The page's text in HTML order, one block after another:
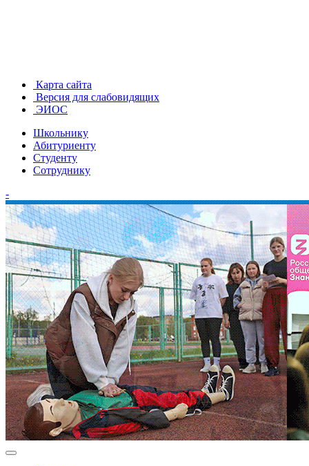
Карта сайта
Версия для слабовидящих
ЭИОС
Школьнику
Абитуриенту
Студенту
Сотруднику
-